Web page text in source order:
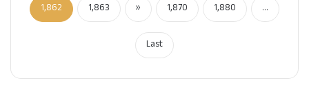
1,862 1,863 » 1,870 1,880 ...
Last